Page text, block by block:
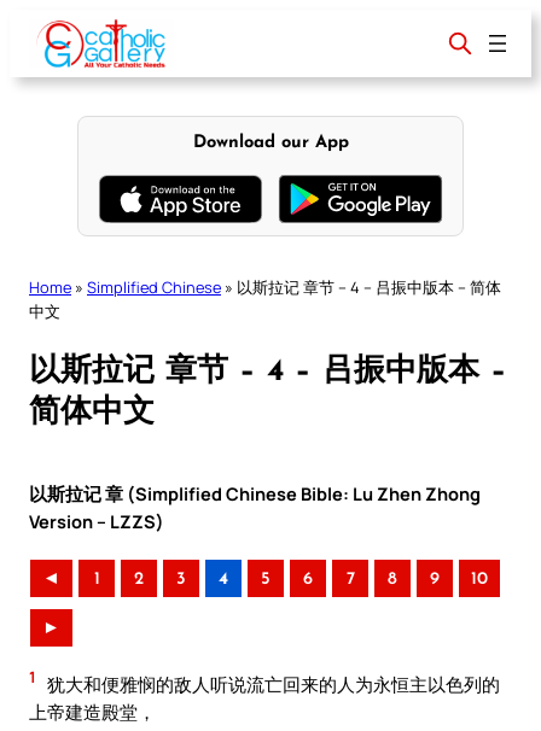
content
Download our App
Home » Simplified Chinese » 以斯拉记 章节 – 4 – 吕振中版本 – 简体
中文
以斯拉记 章节 – 4 – 吕振中版本 –
简体中文
以斯拉记 章 (Simplified Chinese Bible: Lu Zhen Zhong
Version – LZZS)
◄ 1 2 3 4 5 6 7 8 9 10
►
1
犹大和便雅悯的敌人听说流亡回来的人为永恒主以色列的
上帝建造殿堂，